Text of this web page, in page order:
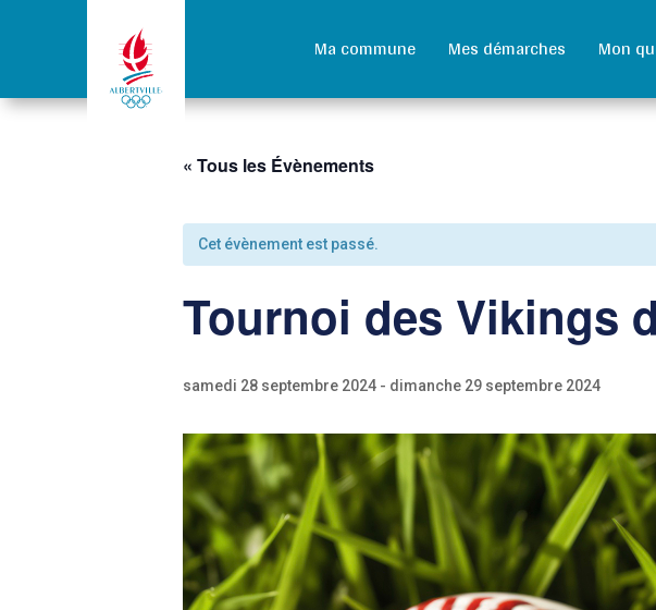
Ma commune Mes démarches Mon
« Tous les Évènements
Cet évènement est passé.
Tournoi des Vikings
samedi 28 septembre 2024 - dimanche 29 septembre 2024